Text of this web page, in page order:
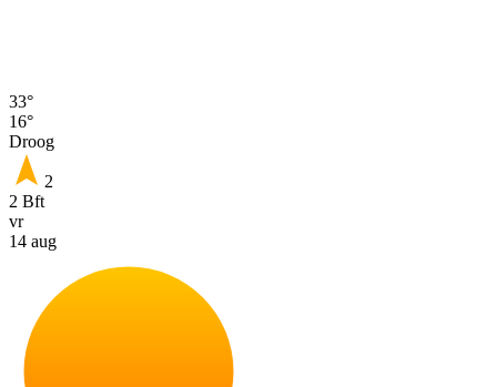
33°
16°
Droog
2
2 Bft
vr
14 aug